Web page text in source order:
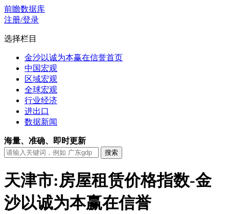
前瞻数据库
注册/登录
选择栏目
金沙以诚为本赢在信誉首页
中国宏观
区域宏观
全球宏观
行业经济
进出口
数据新闻
海量、准确、即时更新
天津市:房屋租赁价格指数-金
沙以诚为本赢在信誉